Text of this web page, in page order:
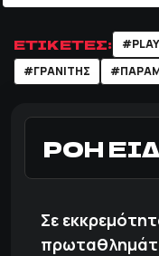
ΕΤΙΚΕΤΕΣ:
#ΓΡΑΝΙΤΗΣ
ΡΟΗ
Σε